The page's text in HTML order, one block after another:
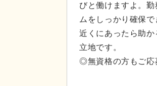
びと働けますよ。
ムをしっかり確保
近くにあったら助
立地です。
◎無資格の方もご